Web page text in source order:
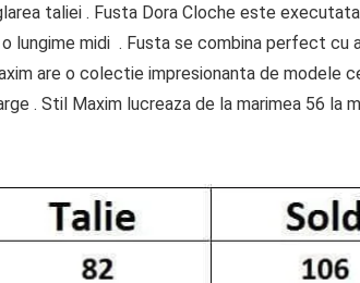
taliei . Fusta Dora Cloche este
lungime midi . Fusta se combina perfect cu
are o colectie impresionanta de modele
. Stil Maxim lucreaza de la marimea 56 la